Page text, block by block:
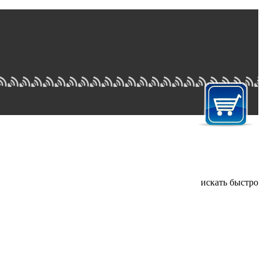
искать быстро